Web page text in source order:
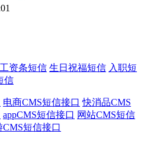
工资条短信 生日祝福短信 入职短
信
电商CMS短信接口 快消品CMS
appCMS短信接口 网站CMS短信
CMS短信接口